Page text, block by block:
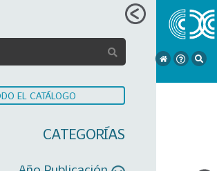
EL CATÁLOGO
CATEGORÍAS